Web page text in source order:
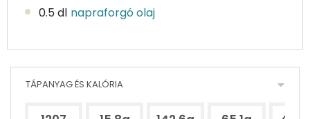
0.5 dl napraforgó olaj
TÁPANYAG ÉS KALÓRIA